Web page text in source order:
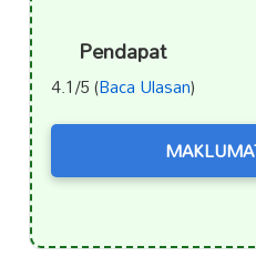
Pendapat
4.1/5 (Baca Ulasan)